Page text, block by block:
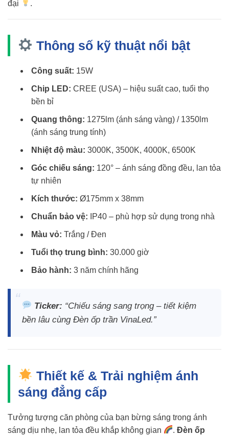
đại
.
Thông số kỹ thuật nổi bật
Công suất: 15W
Chip LED: CREE (USA) – hiệu suất cao, tuổi thọ
bền bỉ
Quang thông: 1275lm (ánh sáng vàng) / 1350lm
(ánh sáng trung tính)
Nhiệt độ màu: 3000K, 3500K, 4000K, 6500K
Góc chiếu sáng: 120° – ánh sáng đồng đều, lan tỏa
tự nhiên
Kích thước: Ø175mm x 38mm
Chuẩn bảo vệ: IP40 – phù hợp sử dụng trong nhà
Màu vỏ: Trắng / Đen
Tuổi thọ trung bình: 30.000 giờ
Bảo hành: 3 năm chính hãng
Ticker: “Chiếu sáng sang trọng – tiết kiệm
bền lâu cùng Đèn ốp trần VinaLed.”
Thiết kế & Trải nghiệm ánh
sáng đẳng cấp
Tưởng tượng căn phòng của bạn bừng sáng trong ánh
sáng dịu nhẹ, lan tỏa đều khắp không gian
.Đèn ốp